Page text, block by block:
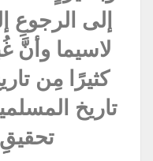
إلى الرجوعِ
لاسيما وأنَّ
كثيرًا مِن
تاريخ